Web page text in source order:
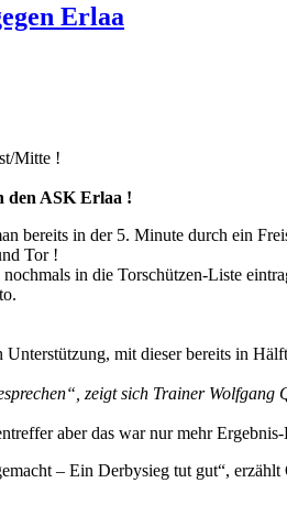
Erlaa
Mitte !
den ASK Erlaa !
bereits in der 5. Minute durch ein
Tor !
in die Torschützen-Liste
mit dieser bereits in
zeigt sich Trainer
aber das war nur mehr
– Ein Derbysieg tut gut“,